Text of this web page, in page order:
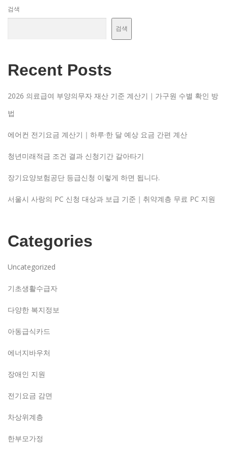
검색
검색
Recent Posts
2026 의료급여 부양의무자 재산 기준 계산기｜가구원 수별 확인 방
법
에어컨 전기요금 계산기｜하루·한 달 예상 요금 간편 계산
청년미래적금 조건 결과 신청기간 갈아타기
장기요양보험공단 등급신청 이렇게 하면 됩니다.
서울시 사랑의 PC 신청 대상과 보급 기준｜취약계층 무료 PC 지원
Categories
Uncategorized
기초생활수급자
다양한 복지정보
아동급식카드
에너지바우처
장애인 지원
전기요금 감면
차상위계층
한부모가정